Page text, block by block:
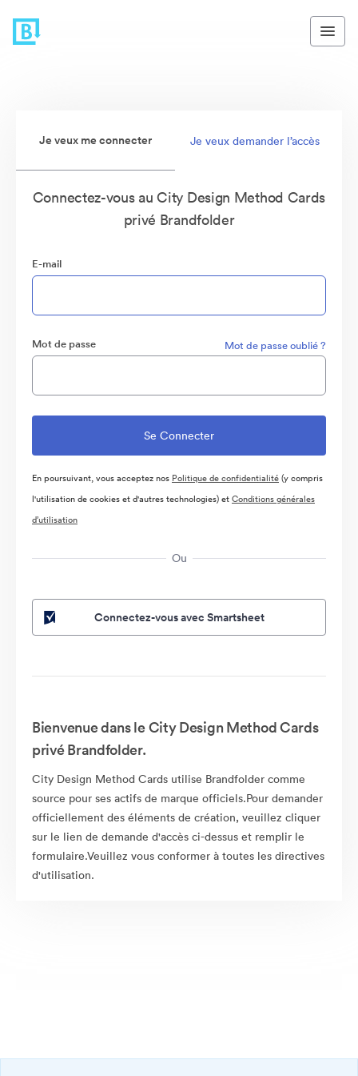
Je veux me connecter Je veux demander l’accès
Connectez-vous au City Design Method Cards
privé Brandfolder
E-mail
Mot de passe Mot de passe oublié ?
En poursuivant, vous acceptez nos Politique de confidentialité(y compris
l'utilisation de cookies et d'autres technologies) etConditions générales
d’utilisation
Ou
Connectez-vous avec Smartsheet
Bienvenue dans le City Design Method Cards
privé Brandfolder.
City Design Method Cards utilise Brandfolder comme
source pour ses actifs de marque officiels.Pour demander
officiellement des éléments de création, veuillez cliquer
sur le lien de demande d'accès ci-dessus et remplir le
formulaire.Veuillez vous conformer à toutes les directives
d'utilisation.